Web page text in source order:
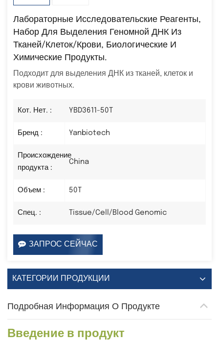
Лабораторные Исследовательские Реагенты,
Набор Для Выделения Геномной ДНК Из
Тканей/клеток/крови, Биологические И
Химические Продукты.
Подходит для выделения ДНК из тканей, клеток и
крови животных.
Кот. Нет. : YBD3611-50T
Бренд : Yanbiotech
Происхождение
продукта :
China
Объем : 50T
Спец. : Tissue/Cell/Blood Genomic
ЗАПРОС СЕЙЧАС
КАТЕГОРИИ ПРОДУКЦИИ
Подробная Информация О Продукте
Введение в продукт